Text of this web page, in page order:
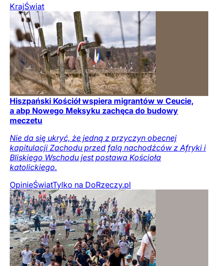
KrajŚwiat
Hiszpański Kościół wspiera migrantów w Ceucie,
a abp Nowego Meksyku zachęca do budowy
meczetu
Nie da się ukryć, że jedną z przyczyn obecnej
kapitulacji Zachodu przed falą nachodźców z Afryki i
Bliskiego Wschodu jest postawa Kościoła
katolickiego.
OpinieŚwiatTylko na DoRzeczy.pl